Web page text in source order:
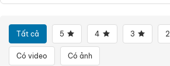
Tất cả 5 4 3 2
Có video Có ảnh